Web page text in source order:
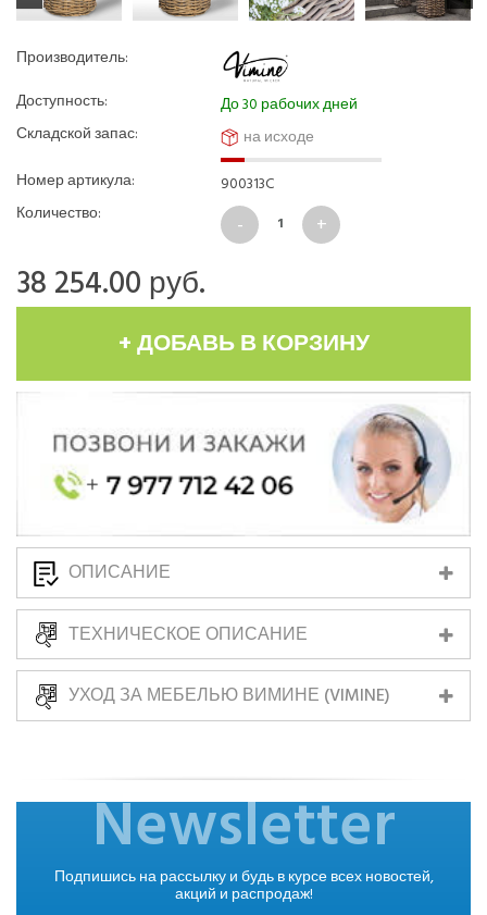
Производитель:
Доступность:
До 30 рабочих дней
Складской запас:
на исходе
Номер артикула:
900313C
Количество:
38 254.00 руб.
+ ДОБАВЬ В КОРЗИНУ
ОПИСАНИЕ
ТЕХНИЧЕСКОЕ ОПИСАНИЕ
УХОД ЗА МЕБЕЛЬЮ ВИМИНЕ (VIMINE)
Newsletter
Подпишись на рассылку и будь в курсе всех новостей,
акций и распродаж!